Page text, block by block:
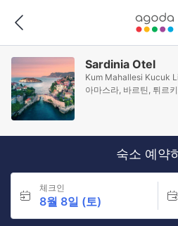
Sardinia Otel
Kum Mahallesi Kucuk
아마스라, 바르틴, 튀르
숙소 예약
체크인
8월 8일 (토)